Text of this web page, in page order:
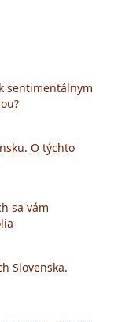
sentimentálnym
O týchto
sa vám
Slovenska.